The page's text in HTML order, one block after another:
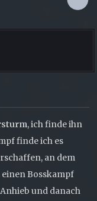
, ich finde ihn
finde ich es
an dem
Bosskampf
und danach